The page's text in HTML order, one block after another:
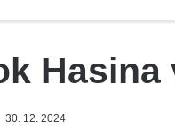
Hasina
30. 12. 2024